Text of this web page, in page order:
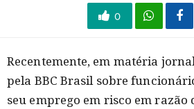
0
Recentemente, em matéria
pela BBC Brasil sobre
seu emprego em risco em razão